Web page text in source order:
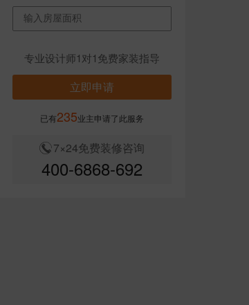
专业设计师1对1免费家装指导
立即申请
已有235业主申请了此服务
7×24免费装修咨询
400-6868-692